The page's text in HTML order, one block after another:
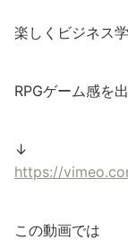
楽しくビジネス
RPGゲーム感を
↓
https://
この動画では